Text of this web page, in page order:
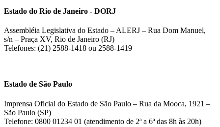
Estado do Rio de Janeiro - DORJ
Assembléia Legislativa do Estado – ALERJ – Rua Dom Manuel,
s/n – Praça XV, Rio de Janeiro (RJ)
Telefones: (21) 2588-1418 ou 2588-1419
Estado de São Paulo
Imprensa Oficial do Estado de São Paulo – Rua da Mooca, 1921 –
São Paulo (SP)
Telefone: 0800 01234 01 (atendimento de 2ª a 6ª das 8h às 20h)